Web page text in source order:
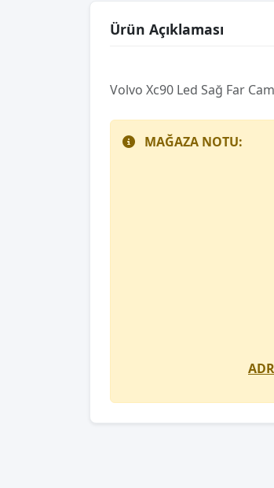
Ürün Açıklaması
Volvo Xc90 Led Sağ Far
MAĞAZA NOTU: